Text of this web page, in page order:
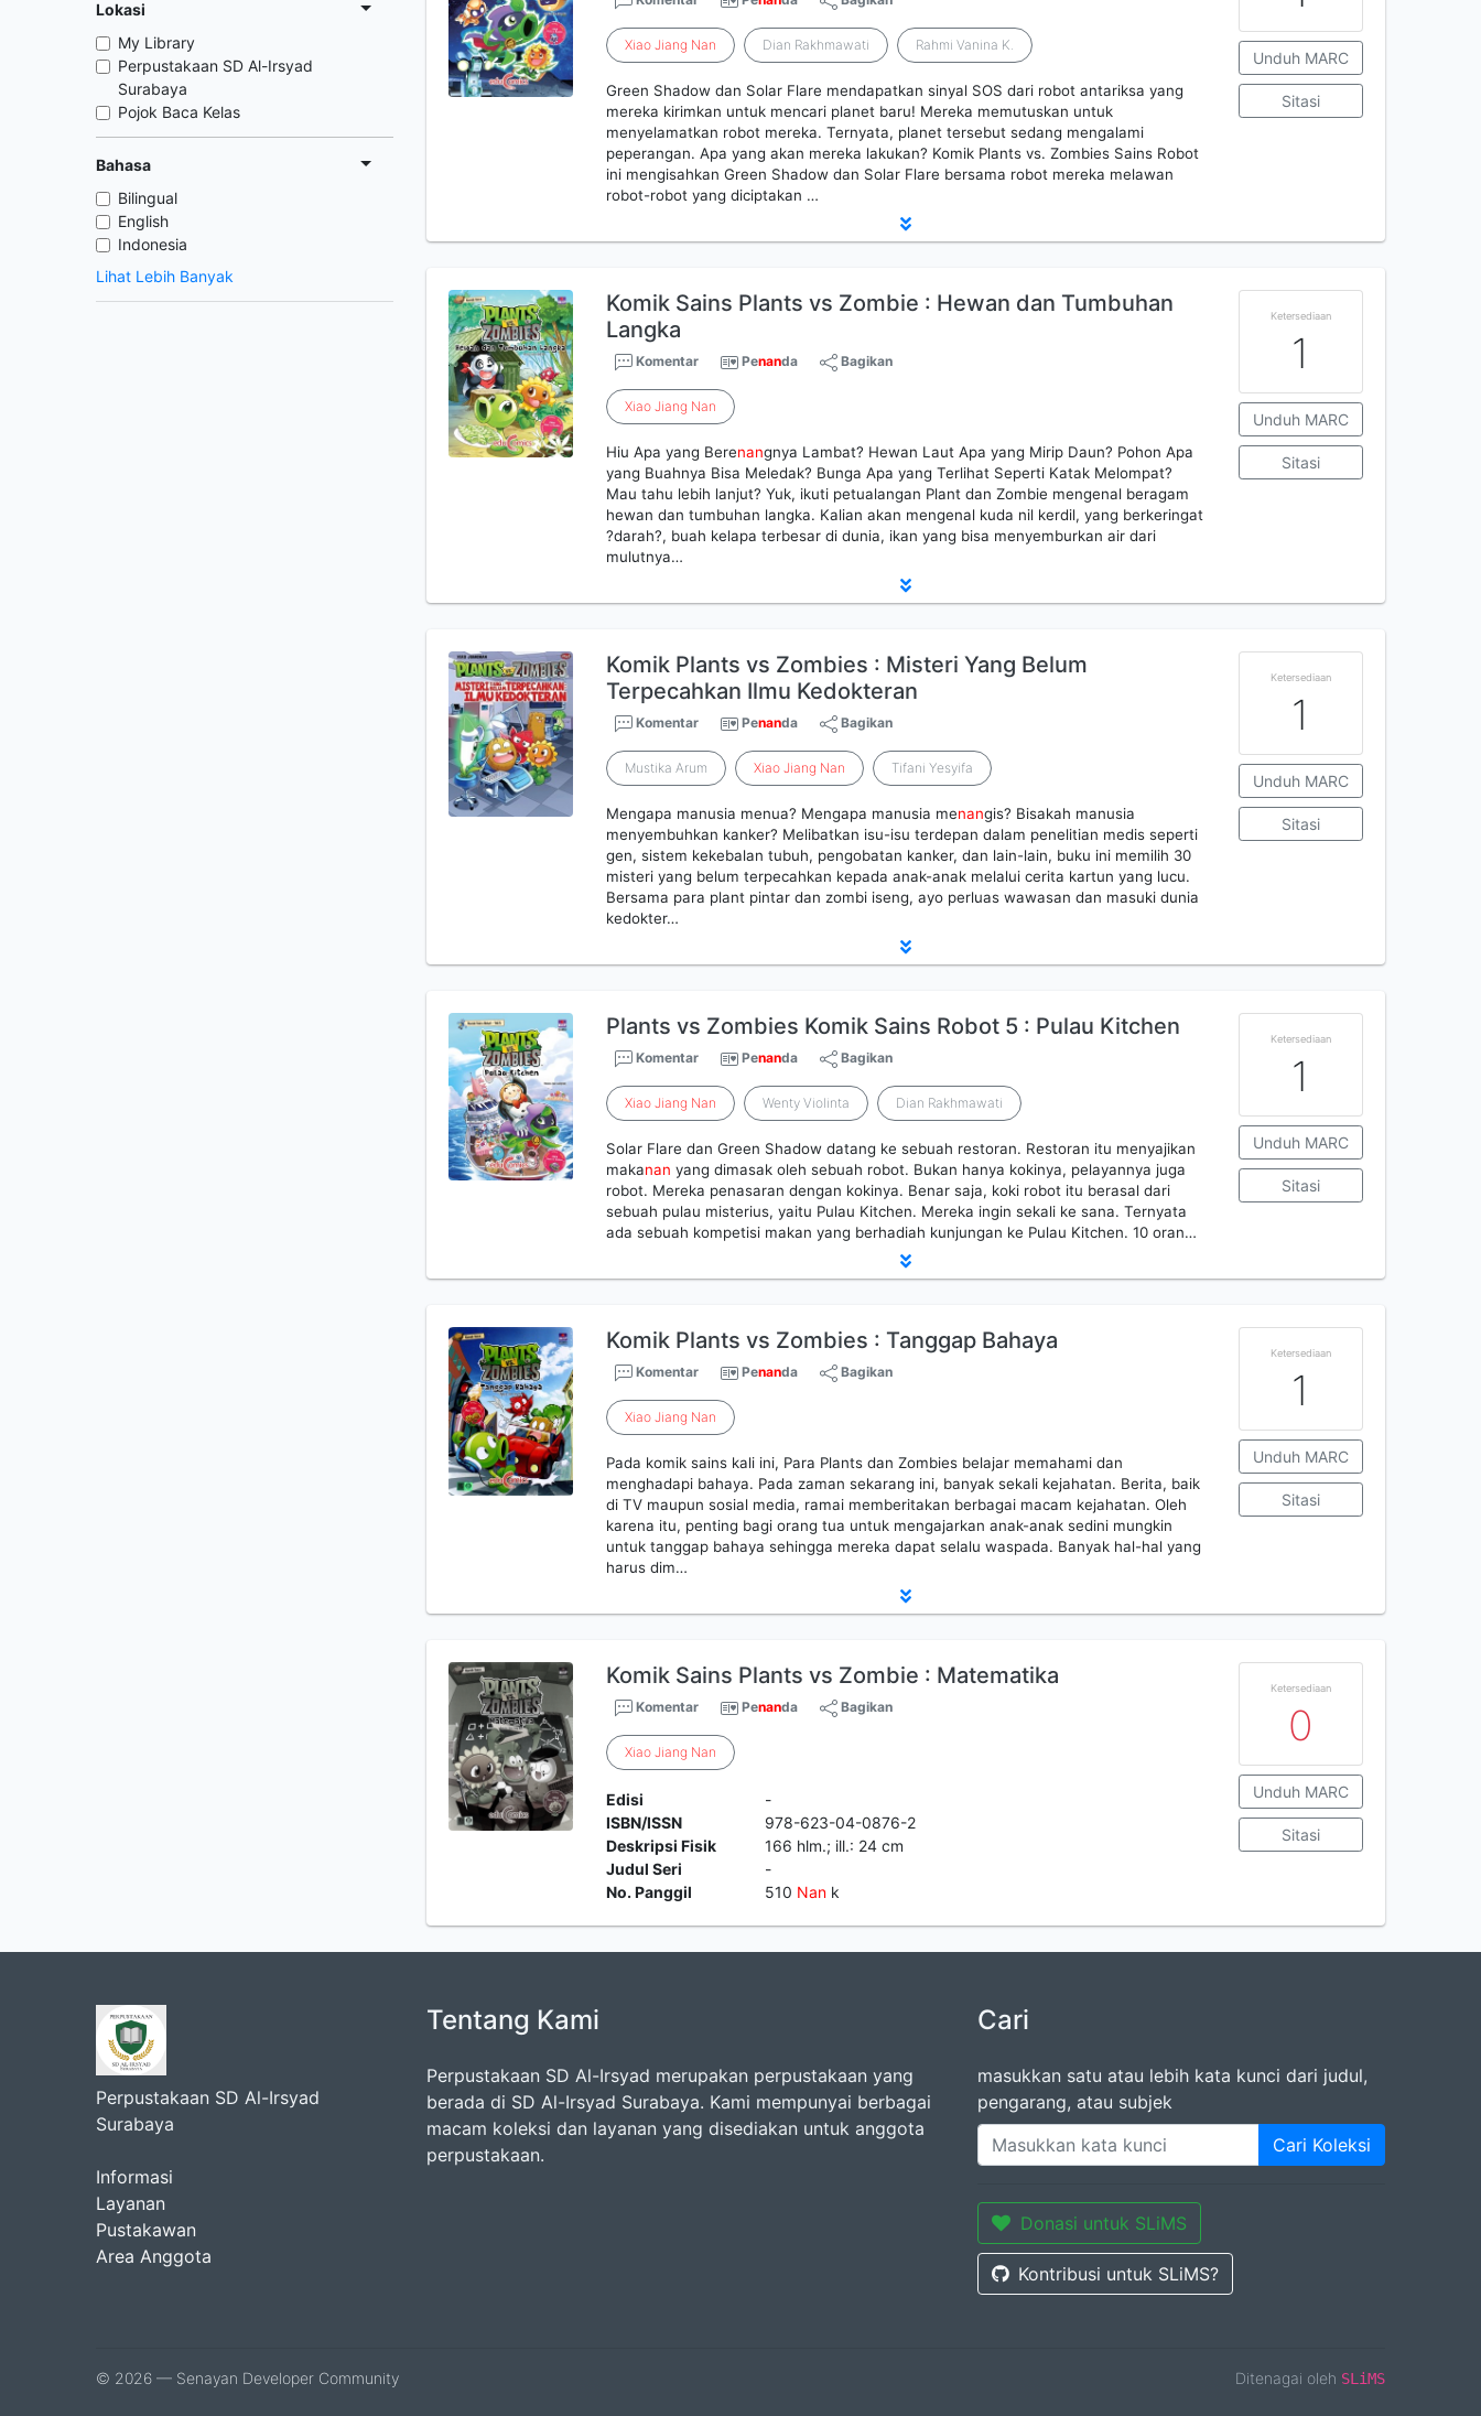
Lokasi
My Library
Perpustakaan SD Al-Irsyad
Surabaya
Pojok Baca Kelas
Bahasa
Bilingual
English
Indonesia
Lihat Lebih Banyak
Xiao Jiang Nan Dian Rakhmawati Rahmi Vanina K.
Green Shadow dan Solar Flare mendapatkan sinyal SOS dari robot antariksa yang
mereka kirimkan untuk mencari planet baru! Mereka memutuskan untuk
menyelamatkan robot mereka. Ternyata, planet tersebut sedang mengalami
peperangan. Apa yang akan mereka lakukan? Komik Plants vs. Zombies Sains Robot
ini mengisahkan Green Shadow dan Solar Flare bersama robot mereka melawan
robot-robot yang diciptakan …
Unduh MARC
Sitasi
Komik Sains Plants vs Zombie : Hewan dan Tumbuhan
Langka
Komentar Penanda Bagikan
Xiao Jiang Nan
Hiu Apa yang Berenangnya Lambat? Hewan Laut Apa yang Mirip Daun? Pohon Apa
yang Buahnya Bisa Meledak? Bunga Apa yang Terlihat Seperti Katak Melompat?
Mau tahu lebih lanjut? Yuk, ikuti petualangan Plant dan Zombie mengenal beragam
hewan dan tumbuhan langka. Kalian akan mengenal kuda nil kerdil, yang berkeringat
?darah?, buah kelapa terbesar di dunia, ikan yang bisa menyemburkan air dari
mulutnya…
Ketersediaan
1
Unduh MARC
Sitasi
Komik Plants vs Zombies : Misteri Yang Belum
Terpecahkan Ilmu Kedokteran
Komentar Penanda Bagikan
Mustika Arum Xiao Jiang Nan Tifani Yesyifa
Mengapa manusia menua? Mengapa manusia menangis? Bisakah manusia
menyembuhkan kanker? Melibatkan isu-isu terdepan dalam penelitian medis seperti
gen, sistem kekebalan tubuh, pengobatan kanker, dan lain-lain, buku ini memilih 30
misteri yang belum terpecahkan kepada anak-anak melalui cerita kartun yang lucu.
Bersama para plant pintar dan zombi iseng, ayo perluas wawasan dan masuki dunia
kedokter…
Ketersediaan
1
Unduh MARC
Sitasi
Plants vs Zombies Komik Sains Robot 5 : Pulau Kitchen
Komentar Penanda Bagikan
Xiao Jiang Nan Wenty Violinta Dian Rakhmawati
Solar Flare dan Green Shadow datang ke sebuah restoran. Restoran itu menyajikan
makanan yang dimasak oleh sebuah robot. Bukan hanya kokinya, pelayannya juga
robot. Mereka penasaran dengan kokinya. Benar saja, koki robot itu berasal dari
sebuah pulau misterius, yaitu Pulau Kitchen. Mereka ingin sekali ke sana. Ternyata
ada sebuah kompetisi makan yang berhadiah kunjungan ke Pulau Kitchen. 10 oran…
Ketersediaan
1
Unduh MARC
Sitasi
Komik Plants vs Zombies : Tanggap Bahaya
Komentar Penanda Bagikan
Xiao Jiang Nan
Pada komik sains kali ini, Para Plants dan Zombies belajar memahami dan
menghadapi bahaya. Pada zaman sekarang ini, banyak sekali kejahatan. Berita, baik
di TV maupun sosial media, ramai memberitakan berbagai macam kejahatan. Oleh
karena itu, penting bagi orang tua untuk mengajarkan anak-anak sedini mungkin
untuk tanggap bahaya sehingga mereka dapat selalu waspada. Banyak hal-hal yang
harus dim…
Ketersediaan
1
Unduh MARC
Sitasi
Komik Sains Plants vs Zombie : Matematika
Komentar Penanda Bagikan
Xiao Jiang Nan
Edisi
-
ISBN/ISSN
978-623-04-0876-2
Deskripsi Fisik
166 hlm.; ill.: 24 cm
Judul Seri
-
No. Panggil
510 Nank
Ketersediaan
0
Unduh MARC
Sitasi
Perpustakaan SD Al-Irsyad
Surabaya
Informasi
Layanan
Pustakawan
Area Anggota
Tentang Kami
Perpustakaan SD Al-Irsyad merupakan perpustakaan yang
berada di SD Al-Irsyad Surabaya. Kami mempunyai berbagai
macam koleksi dan layanan yang disediakan untuk anggota
perpustakaan.
Cari
masukkan satu atau lebih kata kunci dari judul,
pengarang, atau subjek
Cari Koleksi
Donasi untuk SLiMS
Kontribusi untuk SLiMS?
© 2026 — Senayan Developer Community Ditenagai oleh SLiMS